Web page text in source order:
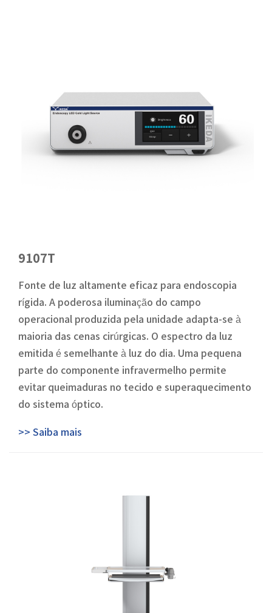
9107T
Fonte de luz altamente eficaz para endoscopia
rígida. A poderosa iluminação do campo
operacional produzida pela unidade adapta-se à
maioria das cenas cirúrgicas. O espectro da luz
emitida é semelhante à luz do dia. Uma pequena
parte do componente infravermelho permite
evitar queimaduras no tecido e superaquecimento
do sistema óptico.
>> Saiba mais